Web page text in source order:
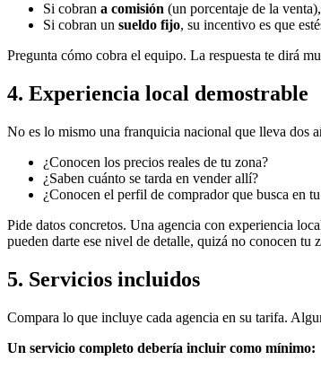
Si cobran a comisión (un porcentaje de la
Si cobran un sueldo fijo, su incentivo es que
Pregunta cómo cobra el equipo. La respuesta te dirá
4. Experiencia local demostrable
No es lo mismo una franquicia nacional que lleva dos
¿Conocen los precios reales de tu zona?
¿Saben cuánto se tarda en vender allí?
¿Conocen el perfil de comprador que busca en
Pide datos concretos. Una agencia con experiencia
pueden darte ese nivel de detalle, quizá no conocen tu
5. Servicios incluidos
Compara lo que incluye cada agencia en su tarifa.
Un servicio completo debería incluir como mínimo: